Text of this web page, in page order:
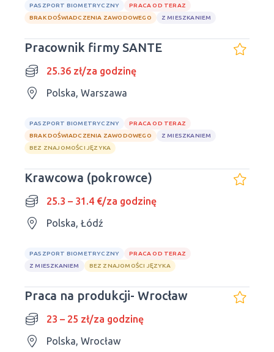
PASZPORT BIOMETRYCZNY
PRACA OD TERAZ
BRAK DOŚWIADCZENIA ZAWODOWEGO
Z MIESZKANIEM
Pracownik firmy SANTE
25.36 zł/za godzinę
Polska, Warszawa
PASZPORT BIOMETRYCZNY
PRACA OD TERAZ
BRAK DOŚWIADCZENIA ZAWODOWEGO
Z MIESZKANIEM
BEZ ZNAJOMOŚCI JĘZYKA
Krawcowa (pokrowce)
25.3 – 31.4 €/za godzinę
Polska, Łódź
PASZPORT BIOMETRYCZNY
PRACA OD TERAZ
Z MIESZKANIEM
BEZ ZNAJOMOŚCI JĘZYKA
Praca na produkcji- Wrocław
23 – 25 zł/za godzinę
Polska, Wrocław